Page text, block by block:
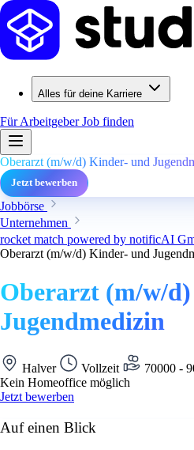
Alles für deine Karriere
Für ArbeitgeberJob finden
Oberarzt (m/w/d) Kinder- und
Jetzt bewerben
Jobbörse
Unternehmen
rocket match powered by notificAI
Oberarzt (m/w/d) Kinder- und
Oberarzt (m/w/
Jugendmedizin
Halver Vollzeit
70000 -
Kein Homeoffice möglich
Jetzt bewerben
Auf einen Blick